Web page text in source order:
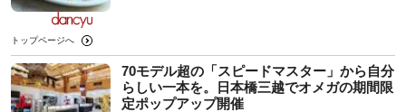
トップページへ
70モデル超の「スピードマスター」から自分
らしい一本を。日本橋三越でオメガの期間限
定ポップアップ開催